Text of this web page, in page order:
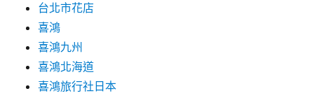
台北市花店
喜鴻
喜鴻九州
喜鴻北海道
喜鴻旅行社日本